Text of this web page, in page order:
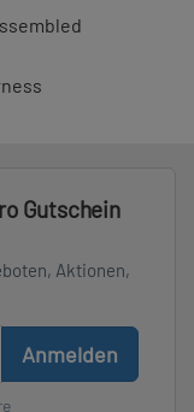
Gutschein
Aktionen,
Anmelden